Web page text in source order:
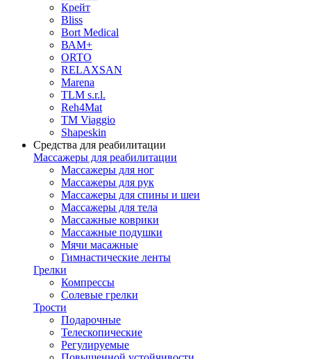
Крейт
Bliss
Bort Medical
ВАМ+
ORTO
RELAXSAN
Marena
TLM s.r.l.
Reh4Mat
TM Viaggio
Shapeskin
Средства для реабилитации
Массажеры для реабилитации
Массажеры для ног
Массажеры для рук
Массажеры для спины и шеи
Массажеры для тела
Массажные коврики
Массажные подушки
Мячи масажные
Гимнастические ленты
Грелки
Компрессы
Солевые грелки
Трости
Подарочные
Телескопические
Регулируемые